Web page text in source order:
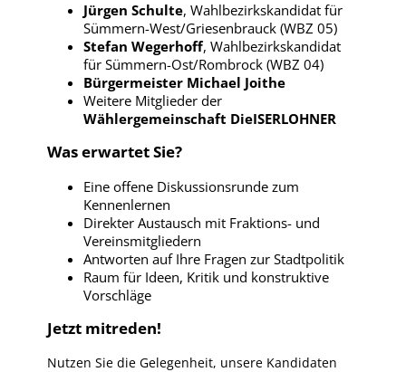
Jürgen Schulte, Wahlbezirkskandidat für
Sümmern-West/Griesenbrauck (WBZ 05)
Stefan Wegerhoff, Wahlbezirkskandidat
für Sümmern-Ost/Rombrock (WBZ 04)
Bürgermeister Michael Joithe
Weitere Mitglieder der
Wählergemeinschaft DieISERLOHNER
Was erwartet Sie?
Eine offene Diskussionsrunde zum
Kennenlernen
Direkter Austausch mit Fraktions- und
Vereinsmitgliedern
Antworten auf Ihre Fragen zur Stadtpolitik
Raum für Ideen, Kritik und konstruktive
Vorschläge
Jetzt mitreden!
Nutzen Sie die Gelegenheit, unsere Kandidaten